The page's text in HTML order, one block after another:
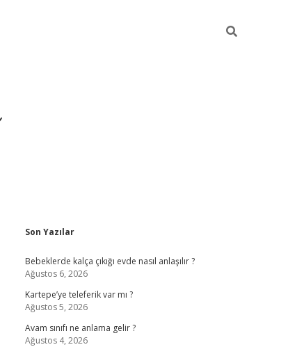
Sidebar
Son Yazılar
Bebeklerde kalça çıkığı evde nasıl anlaşılır ?
Ağustos 6, 2026
Kartepe’ye teleferik var mı ?
Ağustos 5, 2026
Avam sınıfı ne anlama gelir ?
Ağustos 4, 2026